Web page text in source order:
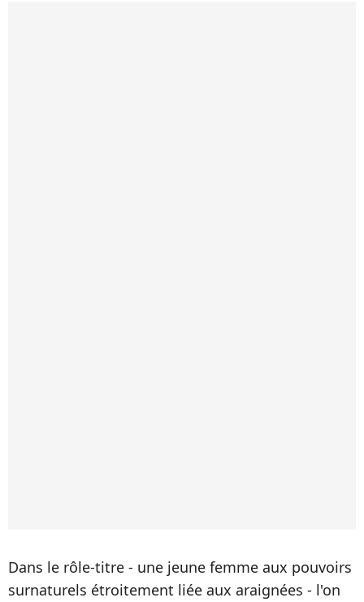
Dans le rôle-titre - une jeune femme aux pouvoirs
surnaturels étroitement liée aux araignées - l'on